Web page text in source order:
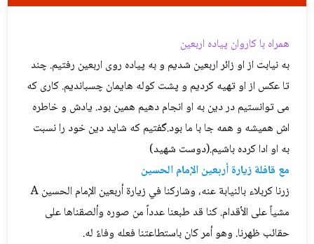
همراه با کاروان پیاده اربعین
به نیابت از او زائر اربعین شدیم و به پیاده روی اربعین رفتیم. چند
تا عکس از او تهیه کردیم و پشت کوله هایمان چسباندیم. کاری که
می توانستیم در دین به او انجام دهیم همین بود. یادش و خاطره
اش همیشه و همه جا با ما بود.گفتیم که شاید دین خود را نسبت
به او ادا کرده باشیم.(دوست شهید)
مع قافلة زيارة أربعين الإمام الحسين
زرنا كربلاء بالنيابة عنه، وشاركنا في زيارة أربعين الإمام الحسين A
مشياً على الأقدام. كنا قد طبعنا عدداً من صوره وألصقناها على
حقائب ظهرنا. وهو أمر كان باستطاعتنا فعله وفاءً له.